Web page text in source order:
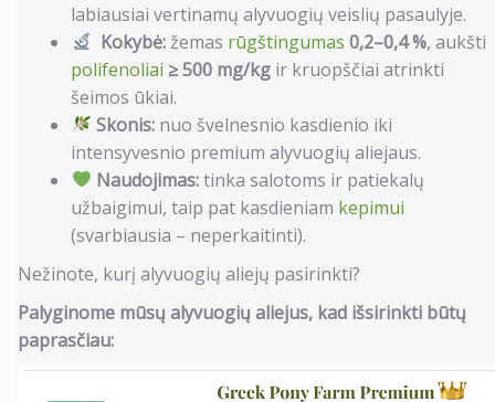
labiausiai vertinamų alyvuogių veislių pasaulyje.
Kokybė:žemas rūgštingumas 0,2–0,4 %, aukšti
polifenoliai ≥ 500 mg/kg ir kruopščiai atrinkti
šeimos ūkiai.
Skonis:nuo švelnesnio kasdienio iki
intensyvesnio premium alyvuogių aliejaus.
Naudojimas:tinka salotoms ir patiekalų
užbaigimui, taip pat kasdieniam kepimui
(svarbiausia – neperkaitinti).
Nežinote, kurį alyvuogių aliejų pasirinkti?
Palyginome mūsų alyvuogių aliejus, kad išsirinkti būtų
paprasčiau: